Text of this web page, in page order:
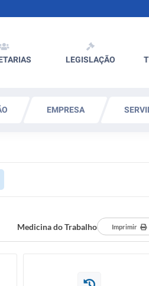
LEGISLAÇÃO
EMPRESA
Medicina do Trabalho Imprimir